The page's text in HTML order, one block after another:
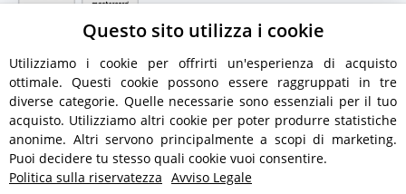
Informazioni di spedizione
Questo sito utilizza i cookie
Utilizziamo i cookie per offrirti un'esperienza di acquisto
ottimale. Questi cookie possono essere raggruppati in tre
diverse categorie. Quelle necessarie sono essenziali per il tuo
acquisto. Utilizziamo altri cookie per poter produrre statistiche
anonime. Altri servono principalmente a scopi di marketing.
Puoi decidere tu stesso quali cookie vuoi consentire.
Politica sulla riservatezza Avviso Legale